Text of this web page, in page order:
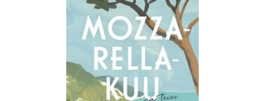
Majandus (34)
Perioodika (15)
Psühholoogia (186)
Rahandus (46)
Religioon (107)
Siseturvalisus (34)
Sport (52)